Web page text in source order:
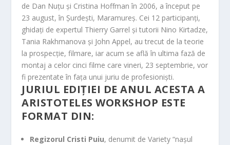
de Dan Nuțu și Cristina Hoffman în 2006, a început pe
23 august, în Șurdești, Maramureș. Cei 12 participanți,
ghidați de expertul Thierry Garrel și tutorii Nino Kirtadze,
Tania Rakhmanova și John Appel, au trecut de la teorie
la prospecție, filmare, iar acum se află în ultima fază de
montaj a celor cinci filme care vineri, 23 septembrie, vor
fi prezentate în fața unui juriu de profesioniști.
JURIUL EDIȚIEI DE ANUL ACESTA A
ARISTOTELES WORKSHOP ESTE
FORMAT DIN:
Regizorul Cristi Puiu, denumit de Variety “nașul